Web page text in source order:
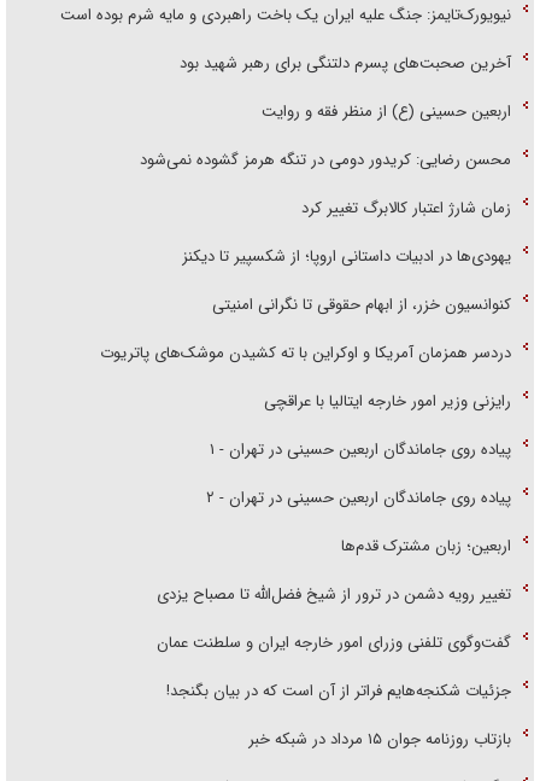
نیویورک‌تایمز: جنگ علیه ایران یک باخت راهبردی و مایه شرم بوده است
آخرین صحبت‌های پسرم دلتنگی برای رهبر شهید بود
اربعین حسینی (ع) از منظر فقه و روایت
محسن رضایی: کریدور دومی در تنگه هرمز گشوده نمی‌شود
زمان شارژ اعتبار کالابرگ تغییر کرد
یهودی‌ها در ادبیات داستانی اروپا؛ از شکسپیر تا دیکنز
کنوانسیون خزر، از ابهام حقوقی تا نگرانی امنیتی
دردسر همزمان آمریکا و اوکراین با ته کشیدن موشک‌های پاتریوت
رایزنی وزیر امور خارجه ایتالیا با عراقچی
پیاده روی جاماندگان اربعین حسینی در تهران - ۱
پیاده روی جاماندگان اربعین حسینی در تهران - ۲
اربعین؛ زبان مشترک قدم‌ها
تغییر رویه دشمن در ترور از شیخ فضل‌الله تا مصباح یزدی
گفت‌وگوی تلفنی وزرای امور خارجه ایران و سلطنت عمان
جزئیات شکنجه‌هایم فراتر از آن است که در بیان بگنجد!
بازتاب روزنامه جوان ۱۵ مرداد در شبکه خبر